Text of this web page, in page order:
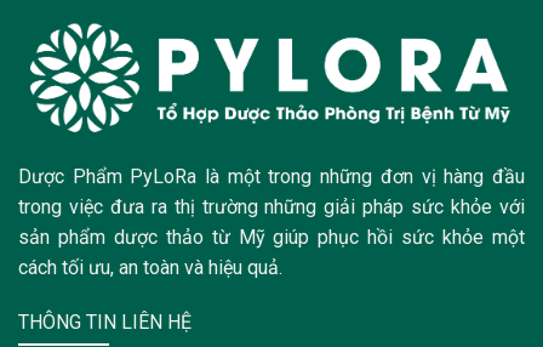
Dược Phẩm PyLoRa là một trong những đơn vị hàng đầu
trong việc đưa ra thị trường những giải pháp sức khỏe với
sản phẩm dược thảo từ Mỹ giúp phục hồi sức khỏe một
cách tối ưu, an toàn và hiệu quả.
THÔNG TIN LIÊN HỆ